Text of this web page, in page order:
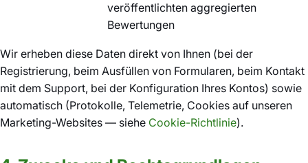
veröffentlichten aggregierten
Bewertungen
Wir erheben diese Daten direkt von Ihnen (bei der
Registrierung, beim Ausfüllen von Formularen, beim Kontakt
mit dem Support, bei der Konfiguration Ihres Kontos) sowie
automatisch (Protokolle, Telemetrie, Cookies auf unseren
Marketing-Websites — siehe Cookie-Richtlinie).